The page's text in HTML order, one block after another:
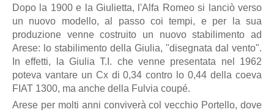
Dopo la 1900 e la Giulietta, l'Alfa Romeo si lanciò verso
un nuovo modello, al passo coi tempi, e per la sua
produzione venne costruito un nuovo stabilimento ad
Arese: lo stabilimento della Giulia, "disegnata dal vento".
In effetti, la Giulia T.I. che venne presentata nel 1962
poteva vantare un Cx di 0,34 contro lo 0,44 della coeva
FIAT 1300, ma anche della Fulvia coupé.
Arese per molti anni conviverà col vecchio Portello, dove